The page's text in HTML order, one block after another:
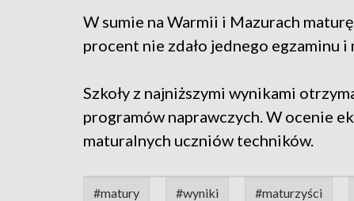
W sumie na Warmii i Mazurach
procent nie zdało jednego egzaminu i
Szkoły z najniższymi wynikami
programów naprawczych. W ocenie
maturalnych uczniów techników.
#matury #wyniki #maturzyści